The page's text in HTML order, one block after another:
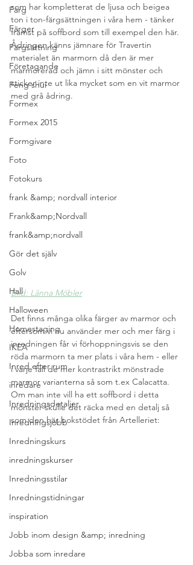
Färg
Färger
Färgsättning
Företagande
Feng shui
Formex
Formex 2015
Formgivare
Foto
Fotokurs
frank &amp; nordvall interior
Frank&amp;Nordvall
frank&amp;nordvall
Gör det själv
Golv
Hall
Halloween
Homestaging
IKEA
Inred efter rum
inredare
Inredningsdetaljer
Inredningsjobb
Inredningskurs
inredningskurser
Inredningsstilar
Inredningstidningar
inspiration
Jobb inom design &amp; inredning
Jobba som inredare
som har kompletterat de ljusa och beigea
ton i ton-färgsättningen i våra hem - tänker
främst på soffbord som till exempel den här.
Ådringen känns jämnare för Travertin
materialet än marmorn då den är mer
marmorerad och jämn i sitt mönster och
sticker inte ut lika mycket som en vit marmor
med grå ådring.
Bild: Länna Möbler
Det finns många olika färger av marmor och
eftersom vi nu använder mer och mer färg i
inredningen får vi förhoppningsvis se den
röda marmorn ta mer plats i våra hem - eller
i varje fall de mer kontrastrikt mönstrade
marmor varianterna så som t.ex Calacatta.
Om man inte vill ha ett soffbord i detta
mönster skulle det räcka med en detalj så
som den här bokstödet från Artelleriet: